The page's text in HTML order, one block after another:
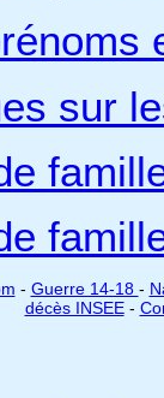
sur
- Guerre 14-18 -
décès INSEE-